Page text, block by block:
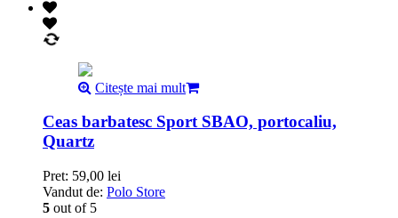
Citește mai mult
Ceas barbatesc Sport SBAO, portocaliu,
Quartz
Pret: 59,00 lei
Vandut de: Polo Store
5 out of 5